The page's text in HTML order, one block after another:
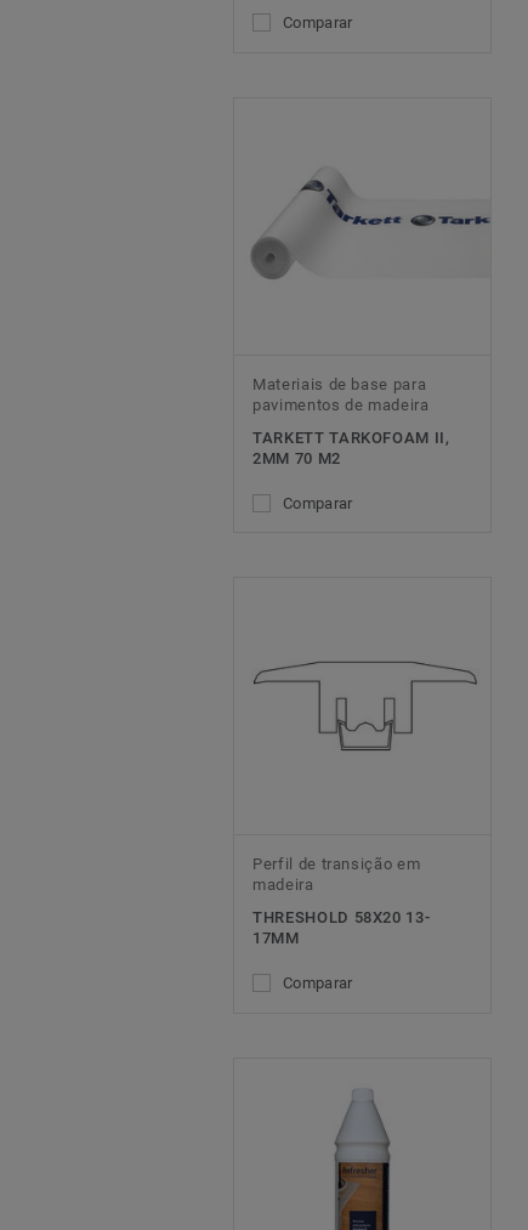
Comparar
Materiais de base para
pavimentos de madeira
TARKETT TARKOFOAM II,
2MM 70 M2
Comparar
Perfil de transição em
madeira
THRESHOLD 58X20 13-
17MM
Comparar